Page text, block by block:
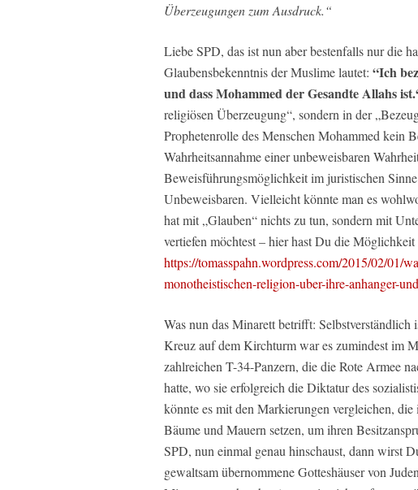
Überzeugungen zum Ausdruck.“
Liebe SPD, das ist nun aber bestenfalls nur die
Glaubensbekenntnis der Muslime lautet: “Ich
und dass Mohammed der Gesandte Allahs
religiösen Überzeugung“, sondern in der
Prophetenrolle des Menschen Mohammed kein
Wahrheitsannahme einer unbeweisbaren
Beweisführungsmöglichkeit im juristischen
Unbeweisbaren. Vielleicht könnte man es
hat mit „Glauben“ nichts zu tun, sondern mit
vertiefen möchtest – hier hast Du die Möglichkeit
https://tomasspahn.wordpress.com/2015/02/01/
monotheistischen-religion-uber-ihre-anhanger-
Was nun das Minarett betrifft:
Kreuz auf dem Kirchturm war es zumindest im
zahlreichen T-34-Panzern, die die Rote Armee
hatte, wo sie erfolgreich die Diktatur des
könnte es mit den Markierungen vergleichen,
Bäume und Mauern setzen, um ihren
SPD, nun einmal genau hinschaust, dann wirst
gewaltsam übernommene Gotteshäuser von